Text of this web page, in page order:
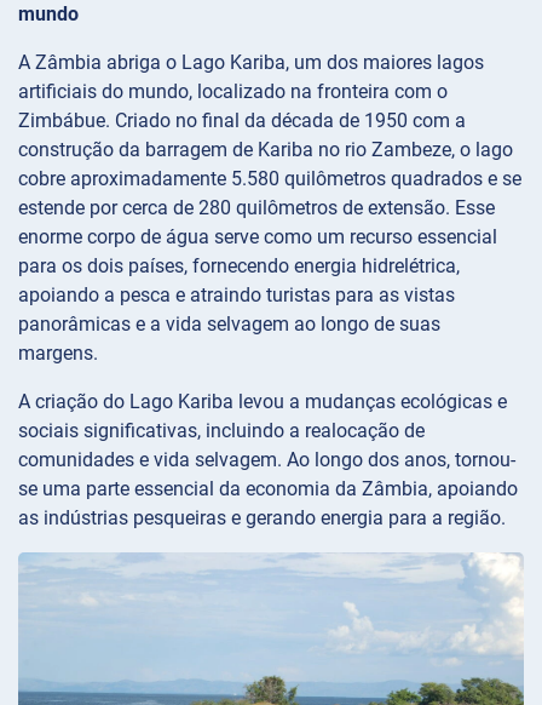
mundo
A Zâmbia abriga o Lago Kariba, um dos maiores lagos
artificiais do mundo, localizado na fronteira com o
Zimbábue. Criado no final da década de 1950 com a
construção da barragem de Kariba no rio Zambeze, o lago
cobre aproximadamente 5.580 quilômetros quadrados e se
estende por cerca de 280 quilômetros de extensão. Esse
enorme corpo de água serve como um recurso essencial
para os dois países, fornecendo energia hidrelétrica,
apoiando a pesca e atraindo turistas para as vistas
panorâmicas e a vida selvagem ao longo de suas
margens.
A criação do Lago Kariba levou a mudanças ecológicas e
sociais significativas, incluindo a realocação de
comunidades e vida selvagem. Ao longo dos anos, tornou-
se uma parte essencial da economia da Zâmbia, apoiando
as indústrias pesqueiras e gerando energia para a região.